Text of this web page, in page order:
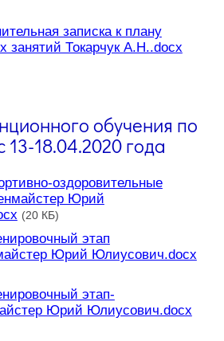
записка к плану
занятий Токарчук А.Н..docx
обучения по
13-18.04.2020 года
оздоровительные
Юрий
(20 КБ)
этап
Юрий Юлиусович.docx
этап-
Юрий Юлиусович.docx